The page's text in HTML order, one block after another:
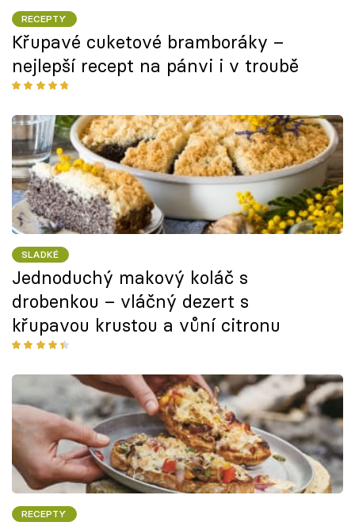
RECEPTY
Křupavé cuketové bramboráky –
nejlepší recept na pánvi i v troubě
SLADKÉ
Jednoduchý makový koláč s
drobenkou – vláčný dezert s
křupavou krustou a vůní citronu
RECEPTY